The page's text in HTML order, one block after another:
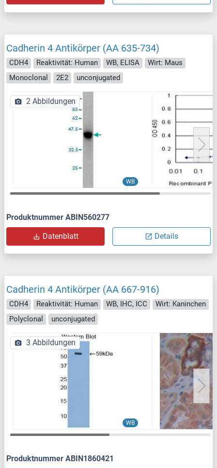
Cadherin 4 Antikörper (AA 635-734)
CDH4 Reaktivität: Human WB, ELISA
Wirt: Maus
Monoclonal
2E2 unconjugated
WB
2 Abbildungen
Produktnummer ABIN560277
Datenblatt Details
Cadherin 4 Antikörper (AA 667-916)
CDH4 Reaktivität: Human WB, IHC, ICC
Wirt: Kaninchen
Polyclonal
unconjugated
WB
3 Abbildungen
Produktnummer ABIN1860421